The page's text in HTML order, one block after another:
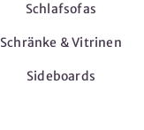
Schlafsofas
Schränke & Vitrinen
Sideboards